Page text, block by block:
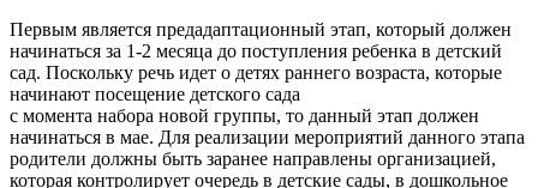
Первым является предадаптационный этап, который должен
начинаться за 1-2 месяца до поступления ребенка в детский
сад. Поскольку речь идет о детях раннего возраста, которые
начинают посещение детского сада
с момента набора новой группы, то данный этап должен
начинаться в мае. Для реализации мероприятий данного этапа
родители должны быть заранее направлены организацией,
которая контролирует очередь в детские сады, в дошкольное